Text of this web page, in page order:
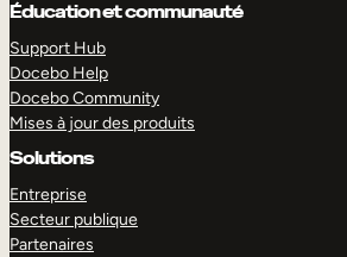
Éducation et communauté
Support Hub
Docebo Help
Docebo Community
Mises à jour des produits
Solutions
Entreprise
Secteur publique
Partenaires